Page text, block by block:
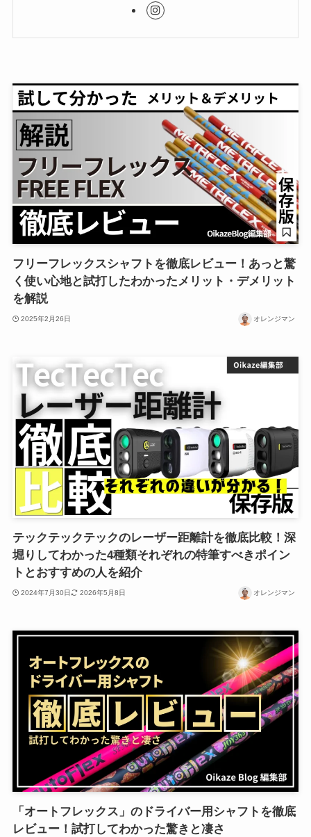
フリーフレックスシャフトを徹底レビュー！あっと驚
く使い心地と試打したわかったメリット・デメリット
を解説
2025年2月26日 オレンジマン
テックテックテックのレーザー距離計を徹底比較！深
堀りしてわかった4種類それぞれの特筆すべきポイン
トとおすすめの人を紹介
2024年7月30日 2026年5月8日 オレンジマン
「オートフレックス」のドライバー用シャフトを徹底
レビュー！試打してわかった驚きと凄さ